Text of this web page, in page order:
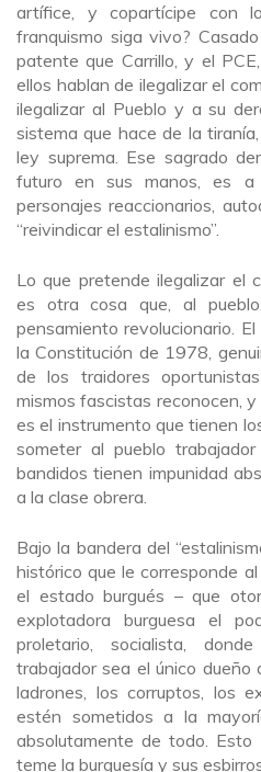
artífice, y copartícipe con
franquismo siga vivo?
patente que Carrillo, y el
ellos hablan de ilegalizar el
ilegalizar al Pueblo y a su
sistema que hace de la
ley suprema. Ese sagrado
futuro en sus manos, es a
personajes reaccionarios,
“reivindicar el estalinismo”.
Lo que pretende ilegalizar el
es otra cosa que, al
pensamiento revolucionario.
la Constitución de 1978,
de los traidores
mismos fascistas reconocen,
es el instrumento que tienen
someter al pueblo
bandidos tienen impunidad
a la clase obrera.
Bajo la bandera del
histórico que le corresponde
el estado burgués – que
explotadora burguesa el
proletario, socialista,
trabajador sea el único dueño
ladrones, los corruptos, los
estén sometidos a la
absolutamente de todo.
teme la burguesía y sus